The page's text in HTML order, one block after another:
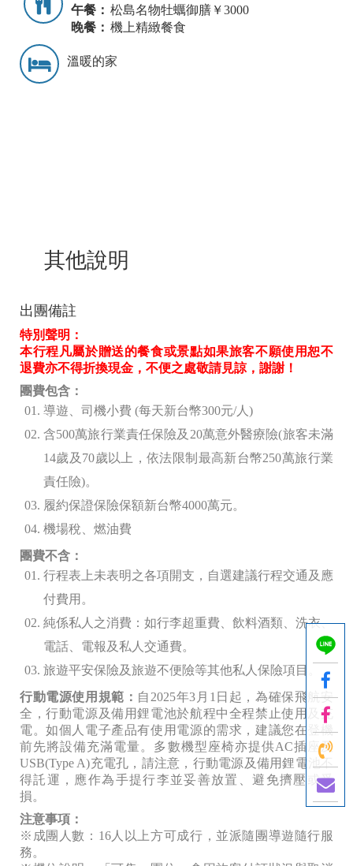
午餐： 松島名物牡蠣御膳￥3000
晚餐： 機上精緻餐食
溫暖的家
其他說明
出團備註
特別聲明：
本行程凡屬於贈送的餐食或景點如果旅客不願使用恕不
退費亦不得折換現金，不便之處敬請見諒，謝謝！
團費包含：
導遊、司機小費 (每天新台幣300元/人)
含500萬旅行業責任保險及20萬意外醫療險(旅客未滿
14歲及70歲以上，依法限制最高新台幣250萬旅行業
責任險)。
履約保證保險保額新台幣4000萬元。
機場稅、燃油費
團費不含：
行程表上未表明之各項開支，自選建議行程交通及應
付費用。
純係私人之消費：如行李超重費、飲料酒類、洗衣、
電話、電報及私人交通費。
旅遊平安保險及旅遊不便險等其他私人保險項目。
行動電源使用規範： 自2025年3月1日起，為確保飛航安
全，行動電源及備用鋰電池於航程中全程禁止使用及充
電。如個人電子產品有使用電源的需求，建議您在登機
前先將設備充滿電量。多數機型座椅亦提供AC插座及
USB(Type A)充電孔，請注意，行動電源及備用鋰電池不
得託運，應作為手提行李並妥善放置、避免擠壓或受
損。
注意事項：
※成團人數：16人以上方可成行，並派隨團導遊隨行服
務。